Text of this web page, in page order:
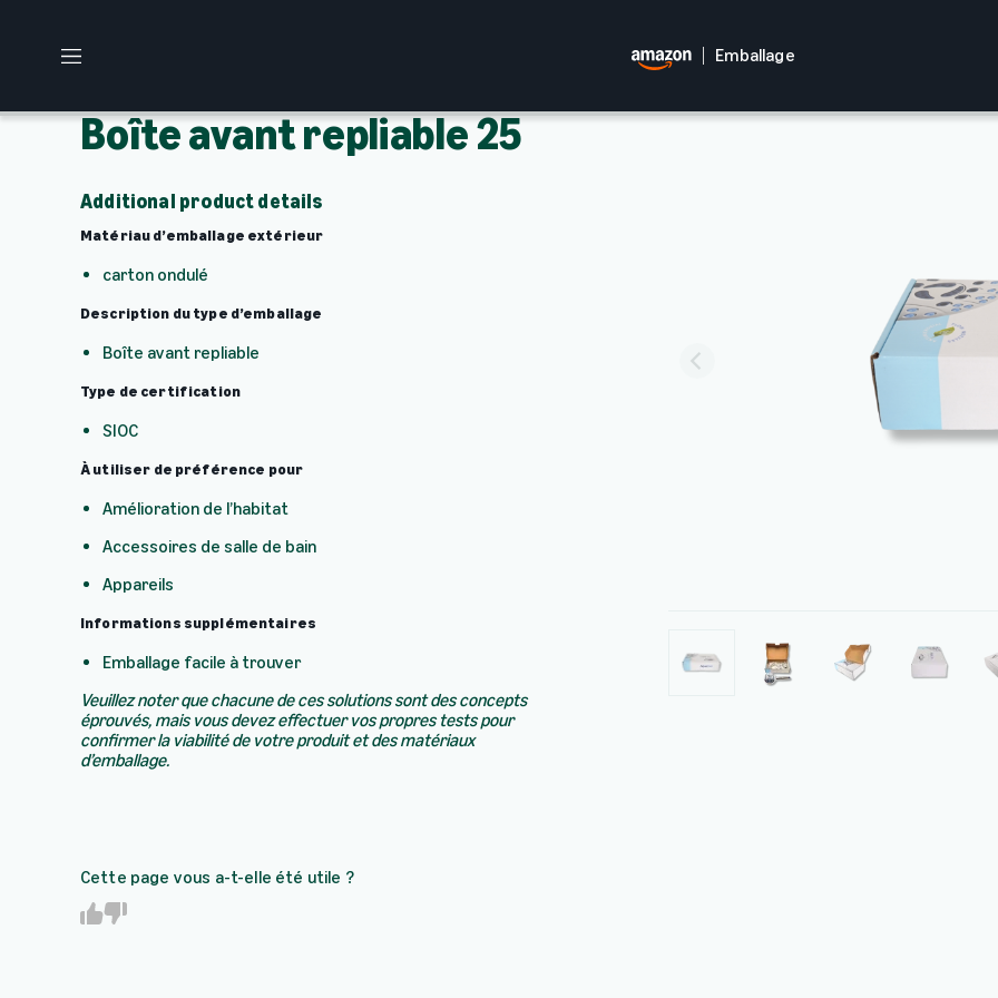
M
n
Emballage
Boîte avant repliable 25
Additional product details
Matériau d’emballage extérieur
carton ondulé
Description du type d’emballage
Boîte avant repliable
Type de certification
SIOC
À utiliser de préférence pour
Amélioration de l’habitat
Accessoires de salle de bain
Appareils
Informations supplémentaires
Emballage facile à trouver
Veuillez noter que chacune de ces solutions sont des concepts
éprouvés, mais vous devez effectuer vos propres tests pour
confirmer la viabilité de votre produit et des matériaux
d’emballage.
Cette page vous a-t-elle été utile ?
Y N